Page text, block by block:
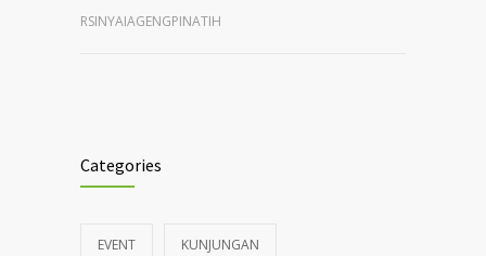
RSINYAIAGENGPINATIH
Categories
EVENT KUNJUNGAN